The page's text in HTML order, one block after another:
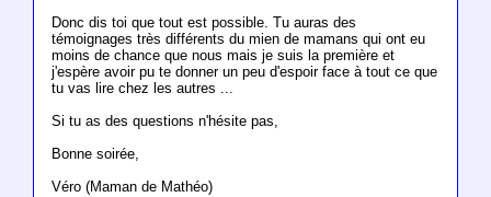
Donc dis toi que tout est possible. Tu auras des
témoignages très différents du mien de mamans qui ont eu
moins de chance que nous mais je suis la première et
j'espère avoir pu te donner un peu d'espoir face à tout ce que
tu vas lire chez les autres ...
Si tu as des questions n'hésite pas,
Bonne soirée,
Véro (Maman de Mathéo)